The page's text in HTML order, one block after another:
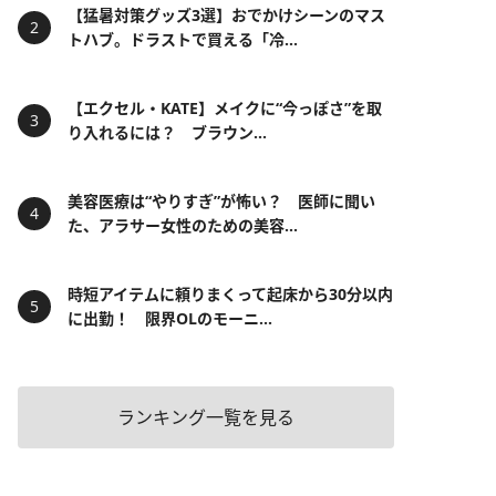
【猛暑対策グッズ3選】おでかけシーンのマス
トハブ。ドラストで買える「冷...
【エクセル・KATE】メイクに“今っぽさ”を取
り入れるには？ ブラウン...
美容医療は“やりすぎ”が怖い？ 医師に聞い
た、アラサー女性のための美容...
時短アイテムに頼りまくって起床から30分以内
に出勤！ 限界OLのモーニ...
ランキング一覧を見る